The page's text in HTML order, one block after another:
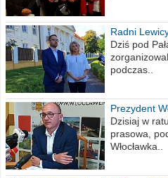
Radni
Wiesława
Dziś pod
podczas..
Prezydent
obrażajmy
Dzisiaj w
prasowa,
Włocławka..